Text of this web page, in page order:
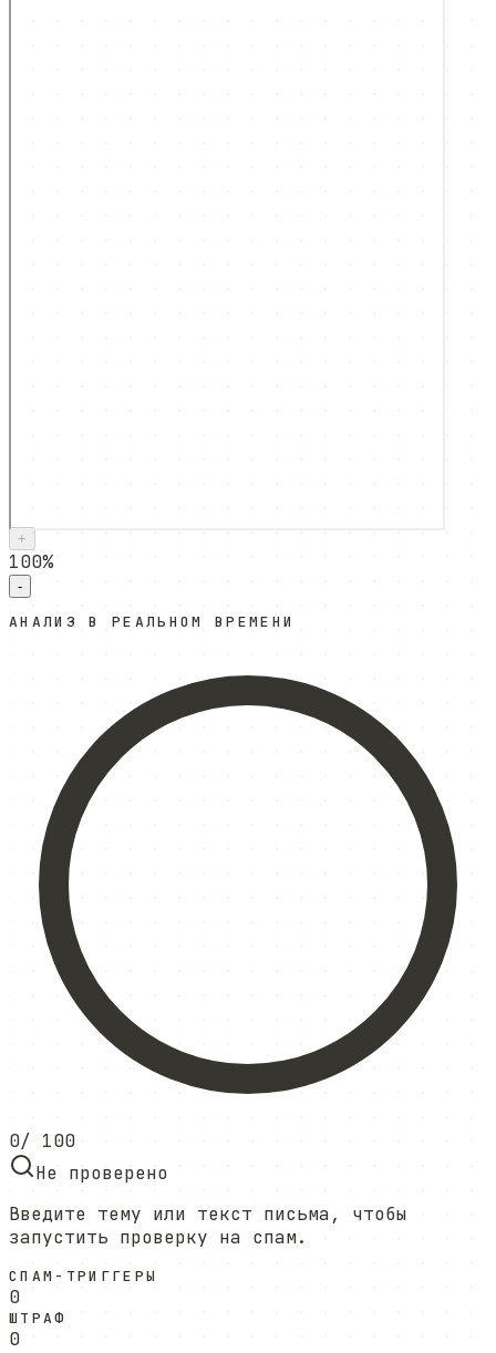
+
100%
-
АНАЛИЗ В РЕАЛЬНОМ ВРЕМЕНИ
0/ 100
Не проверено
Введите тему или текст письма, чтобы
запустить проверку на спам.
СПАМ-ТРИГГЕРЫ
0
ШТРАФ
0